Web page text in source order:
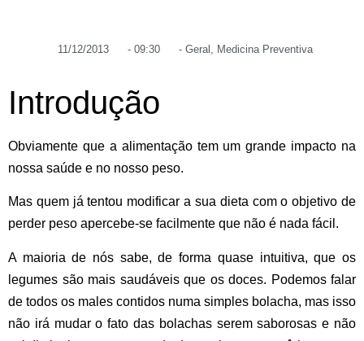
11/12/2013 - 09:30 - Geral , Medicina Preventiva
Introdução
Obviamente que a alimentação tem um grande impacto na
nossa saúde e no nosso peso.
Mas quem já tentou modificar a sua dieta com o objetivo de
perder peso apercebe-se facilmente que não é nada fácil.
A maioria de nós sabe, de forma quase intuitiva, que os
legumes são mais saudáveis que os doces. Podemos falar
de todos os males contidos numa simples bolacha, mas isso
não irá mudar o fato das bolachas serem saborosas e não